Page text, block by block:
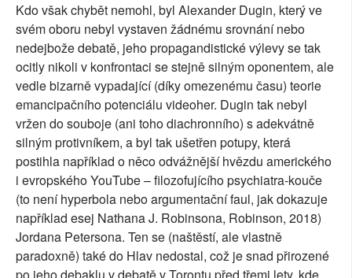
Kdo však chybět nemohl, byl Alexander Dugin, který ve
svém oboru nebyl vystaven žádnému srovnání nebo
nedejbože debatě, jeho propagandistické výlevy se tak
ocitly nikoli v konfrontaci se stejně silným oponentem, ale
vedle bizarně vypadající (díky omezenému času) teorie
emancipačního potenciálu videoher. Dugin tak nebyl
vržen do souboje (ani toho diachronního) s adekvátně
silným protivníkem, a byl tak ušetřen potupy, která
postihla například o něco odvážnější hvězdu amerického
i evropského YouTube – filozofujícího psychiatra-kouče
(to není hyperbola nebo argumentační faul, jak dokazuje
například esej Nathana J. Robinsona, Robinson, 2018)
Jordana Petersona. Ten se (naštěstí, ale vlastně
paradoxně) také do Hlav nedostal, což je snad přirozené